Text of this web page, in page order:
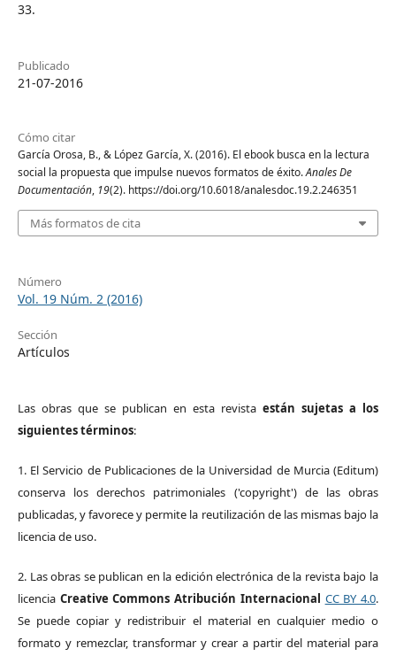
33.
Publicado
21-07-2016
Cómo citar
García Orosa, B., & López García, X. (2016). El ebook busca en la lectura
social la propuesta que impulse nuevos formatos de éxito.Anales De
Documentación, 19(2). https://doi.org/10.6018/analesdoc.19.2.246351
Más formatos de cita
Número
Vol. 19 Núm. 2 (2016)
Sección
Artículos
Las obras que se publican en esta revista están sujetas a los
siguientes términos:
1. El Servicio de Publicaciones de la Universidad de Murcia (Editum)
conserva los derechos patrimoniales ('copyright') de las obras
publicadas, y favorece y permite la reutilización de las mismas bajo la
licencia de uso.
2. Las obras se publican en la edición electrónica de la revista bajo la
licencia Creative Commons Atribución Internacional CC BY 4.0.
Se puede copiar y redistribuir el material en cualquier medio o
formato y remezclar, transformar y crear a partir del material para